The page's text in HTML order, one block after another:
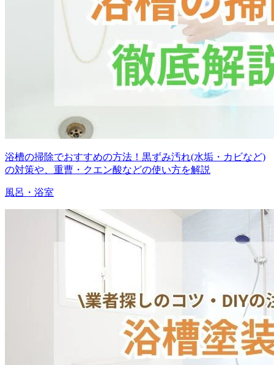
浴槽の掃除でおすすめの方法！黒ずみ汚れ(水垢・カビなど)
の対策や、重曹・クエン酸などの使い方を解説
風呂・浴室